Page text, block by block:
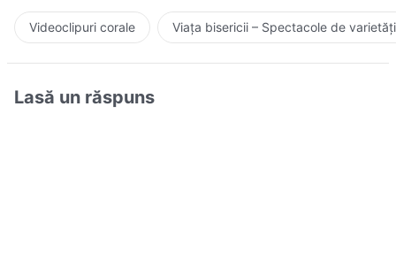
Videoclipuri corale Viața bisericii – Spectacole de varietăți
Lasă un răspuns